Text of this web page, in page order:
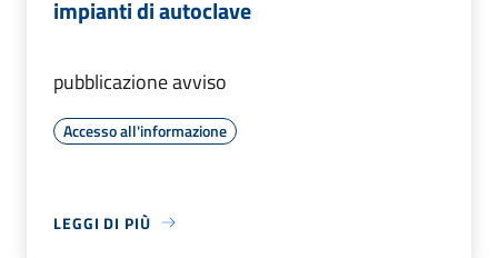
impianti di autoclave
pubblicazione avviso
Accesso all'informazione
LEGGI DI PIÙ